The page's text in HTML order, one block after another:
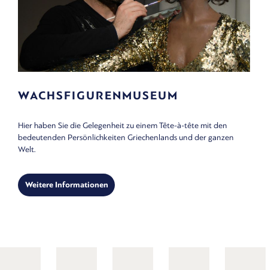
WACHSFIGURENMUSEUM
Hier haben Sie die Gelegenheit zu einem Tête-à-tête mit den
bedeutenden Persönlichkeiten Griechenlands und der ganzen
Welt.
Weitere Informationen